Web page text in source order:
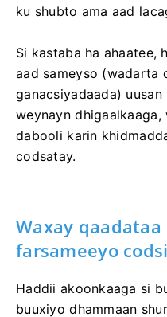
ku shubto ama aad
Si kastaba ha ahaatee,
aad sameyso (wadarta
ganacsiyadaada)
weynayn dhigaalkaaga,
dabooli karin
codsatay.
Waxay qaadataa
farsameeyo
Haddii akoonkaaga si
buuxiyo dhammaan